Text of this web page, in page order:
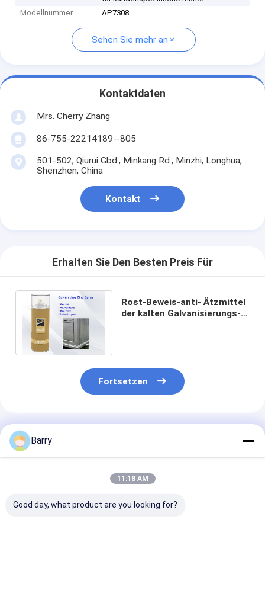
Modellnummer
AP7308
Sehen Sie mehr an
Kontaktdaten
Mrs. Cherry Zhang
86-755-22214189--805
501-502, Qiurui Gbd., Minkang Rd., Minzhi, Longhua,
Shenzhen, China
Kontakt
Erhalten Sie Den Besten Preis Für
Rost-Beweis-anti- Ätzmittel
der kalten Galvanisierungs-
Fortsetzen
Empfohlene Produkte
Barry
11:18 AM
Good day, what product are you looking for?